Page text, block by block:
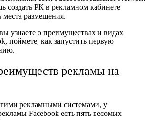
РК в рекламном кабинете
места размещения.
узнаете о преимуществах и видах
поймете, как запустить первую
рекламы на
рекламными системами, у
Facebook есть пять весомых